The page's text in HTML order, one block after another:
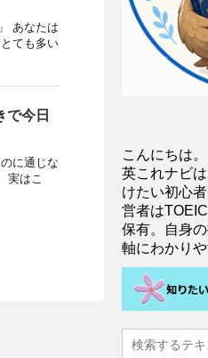
あなたは
ても多い
で今日
に通じな
実はこ
こんにちは
英これナビ
けたい初心
営者は
保有。自身
軸にわかり